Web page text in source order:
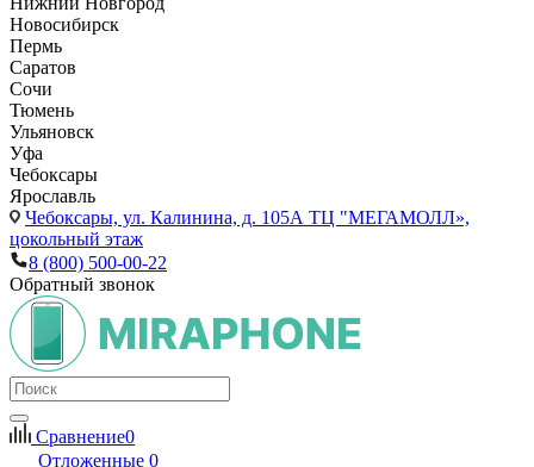
Новосибирск
Пермь
Саратов
Сочи
Тюмень
Ульяновск
Уфа
Чебоксары
Ярославль
Чебоксары, ул. Калинина, д. 105А ТЦ "МЕГАМОЛЛ»,
цокольный этаж
8 (800) 500-00-22
Обратный звонок
Сравнение0
Отложенные 0